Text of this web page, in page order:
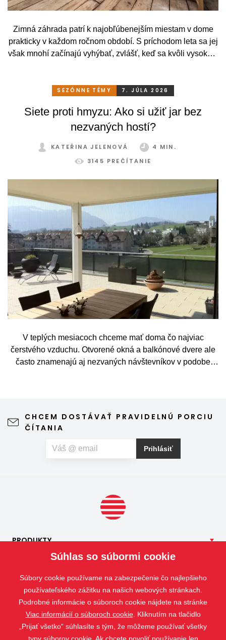
Zimná záhrada patrí k najobľúbenejším miestam v dome
prakticky v každom ročnom období. S príchodom leta sa jej
však mnohí začínajú vyhýbať, zvlášť, keď sa kvôli vysokým
stačí relatívne málo. So správnym, praktickým a šikovným
pohodlne a bez obmedzení po celý rok.
SEZÓNNE TÉMY 7. JÚLA 2026
Siete proti hmyzu: Ako si užiť jar bez
nezvaných hostí?
KATEŘINA JELENOVÁ
4 MIN.
3145 PREČÍTANIE
V teplých mesiacoch chceme mať doma čo najviac
čerstvého vzduchu. Otvorené okná a balkónové dvere ale
často znamenajú aj nezvaných návštevníkov v podobe
leto naplno. Kvalitná sieťka na hmyz zároveň nijako neruší
výhľad z okna ani vzhľad domu, vyžaduje len minimálnu
vás okrem hmyzu trápia aj peľové alergie, môžete zvoliť
špeciálnu sieť proti peľu, ktorá pomáha obmedziť
CHCEM DOSTÁVAŤ PRAVIDELNÚ PORCIU
ČÍTANIA
Prihlásiť
PRODUKTY
SLUŽBY
APLIKÁCIE
ISOTRA
KONTAKT
Súhlas so súbormi cookie
Súbory cookie používame na zabezpečenie čo najlepšieho
používateľského zážitku na našich webových stránkach.
Podrobné informácie o súboroch cookie nájdete na stránke
Viac informácií o súboroch cookie. Kliknutím na tlačidlo
„Prijať všetko“ súhlasíte s tým, že môžeme používať všetky